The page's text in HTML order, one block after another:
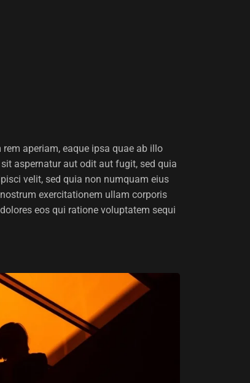
aperiam, eaque ipsa quae ab illo
aspernatur aut odit aut fugit, sed quia
velit, sed quia non numquam eius
exercitationem ullam corporis
eos qui ratione voluptatem sequi